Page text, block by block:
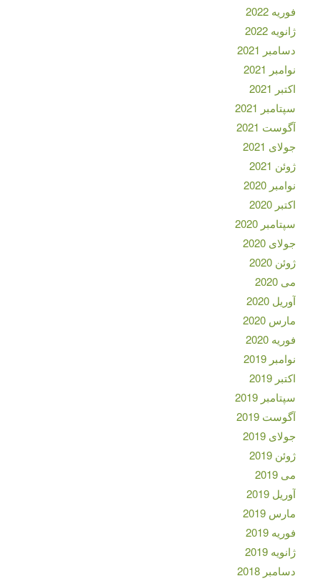
فوریه 2022
ژانویه 2022
دسامبر 2021
نوامبر 2021
اکتبر 2021
سپتامبر 2021
آگوست 2021
جولای 2021
ژوئن 2021
نوامبر 2020
اکتبر 2020
سپتامبر 2020
جولای 2020
ژوئن 2020
می 2020
آوریل 2020
مارس 2020
فوریه 2020
نوامبر 2019
اکتبر 2019
سپتامبر 2019
آگوست 2019
جولای 2019
ژوئن 2019
می 2019
آوریل 2019
مارس 2019
فوریه 2019
ژانویه 2019
دسامبر 2018